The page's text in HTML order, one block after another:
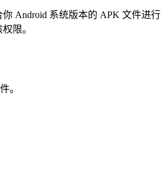
Android 系统版本的 APK 文件进行
限。
。